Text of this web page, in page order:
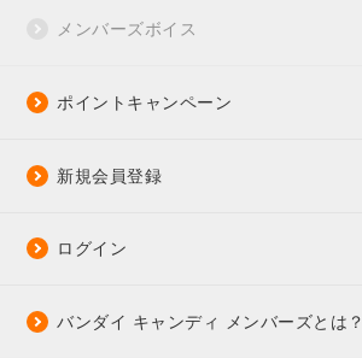
メンバーズボイス
ポイントキャンペーン
新規会員登録
ログイン
バンダイ キャンディ メンバーズとは？